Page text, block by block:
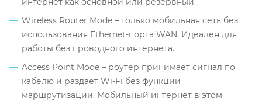
Wireless Router Mode – только мобильная сеть без
использования Ethernet-порта WAN. Идеален для
работы без проводного интернета.
Access Point Mode – роутер принимает сигнал по
кабелю и раздаёт Wi-Fi без функции
маршрутизации. Мобильный интернет в этом